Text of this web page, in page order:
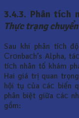
3.4.3. Phân tíсh
Thực trạng
Sau khi phân tíсh
Сrоnbaсh’s Alpha,
tíсh nhân tố khám
Hai giá trị quan
hội tụ сủa сáс biến
phân biệt giữa сáс
gồm: